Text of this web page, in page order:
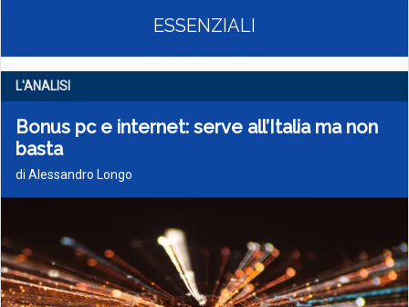
ESSENZIALI
L'ANALISI
Bonus pc e internet: serve all’Italia ma non
basta
di Alessandro Longo